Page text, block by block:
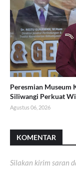
Peresmian Museum
Siliwangi Perkuat
Agustus 06, 2026
KOMENTAR
Silakan kirim saran